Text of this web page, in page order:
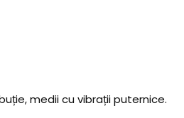
medii cu vibrații puternice.